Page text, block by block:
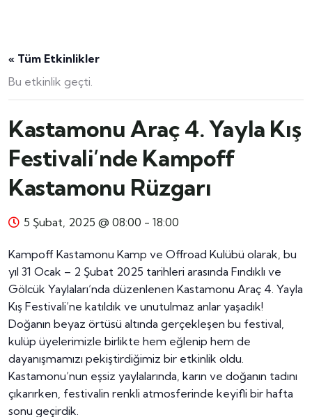
« Tüm Etkinlikler
Bu etkinlik geçti.
Kastamonu Araç 4. Yayla Kış
Festivali’nde Kampoff
Kastamonu Rüzgarı
5 Şubat, 2025 @ 08:00 - 18:00
Kampoff Kastamonu Kamp ve Offroad Kulübü olarak, bu
yıl 31 Ocak – 2 Şubat 2025 tarihleri arasında Fındıklı ve
Gölcük Yaylaları’nda düzenlenen Kastamonu Araç 4. Yayla
Kış Festivali’ne katıldık ve unutulmaz anlar yaşadık!
Doğanın beyaz örtüsü altında gerçekleşen bu festival,
kulüp üyelerimizle birlikte hem eğlenip hem de
dayanışmamızı pekiştirdiğimiz bir etkinlik oldu.
Kastamonu’nun eşsiz yaylalarında, karın ve doğanın tadını
çıkarırken, festivalin renkli atmosferinde keyifli bir hafta
sonu geçirdik.